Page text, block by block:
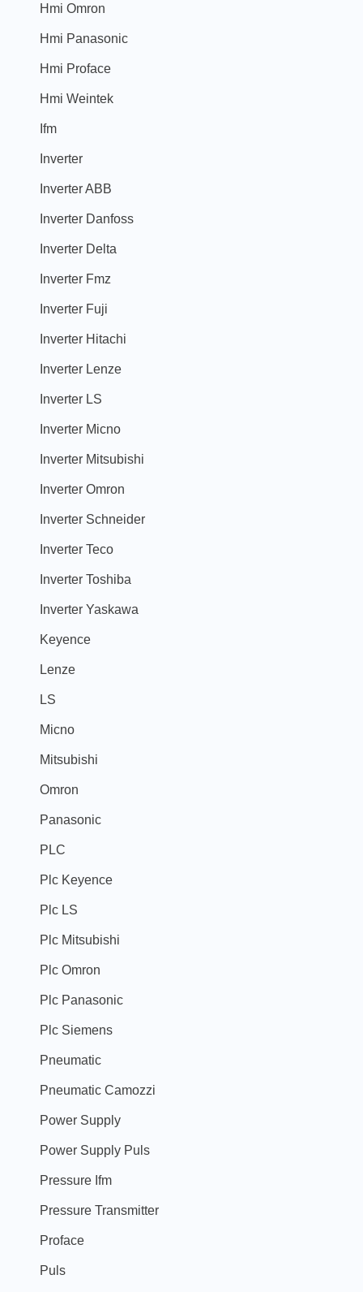
Hmi Omron
Hmi Panasonic
Hmi Proface
Hmi Weintek
Ifm
Inverter
Inverter ABB
Inverter Danfoss
Inverter Delta
Inverter Fmz
Inverter Fuji
Inverter Hitachi
Inverter Lenze
Inverter LS
Inverter Micno
Inverter Mitsubishi
Inverter Omron
Inverter Schneider
Inverter Teco
Inverter Toshiba
Inverter Yaskawa
Keyence
Lenze
LS
Micno
Mitsubishi
Omron
Panasonic
PLC
Plc Keyence
Plc LS
Plc Mitsubishi
Plc Omron
Plc Panasonic
Plc Siemens
Pneumatic
Pneumatic Camozzi
Power Supply
Power Supply Puls
Pressure Ifm
Pressure Transmitter
Proface
Puls